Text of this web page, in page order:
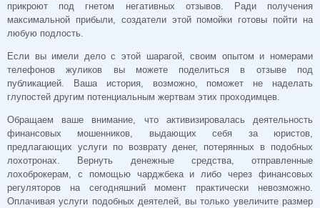
прикроют под гнетом негативных отзывов. Ради получения
максимальной прибыли, создатели этой помойки готовы пойти на
любую подлость.
Если вы имели дело с этой шарагой, своим опытом и номерами
телефонов жуликов вы можете поделиться в отзыве под
публикацией. Ваша история, возможно, поможет не наделать
глупостей другим потенциальным жертвам этих проходимцев.
Обращаем ваше внимание, что активизировалась деятельность
финансовых мошенников, выдающих себя за юристов,
предлагающих услуги по возврату денег, потерянных в подобных
лохотронах. Вернуть денежные средства, отправленные
лохоброкерам, с помощью чарджбека и либо через финансовых
регуляторов на сегодняшний момент практически невозможно.
Оплачивая услуги подобных деятелей, вы только увеличите размер